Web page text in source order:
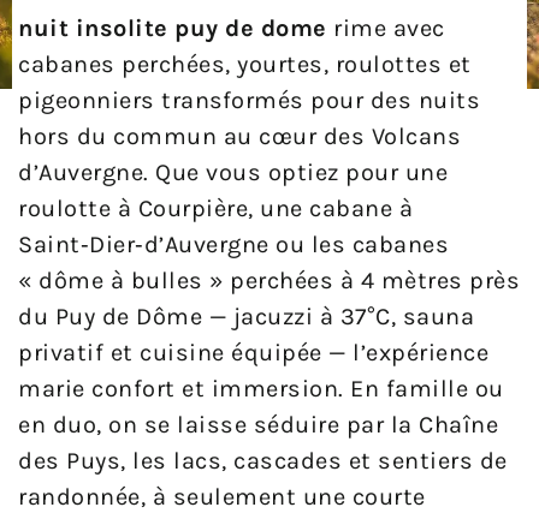
nuit insolite puy de dome rime avec
cabanes perchées, yourtes, roulottes et
pigeonniers transformés pour des nuits
hors du commun au cœur des Volcans
d’Auvergne. Que vous optiez pour une
roulotte à Courpière, une cabane à
Saint‑Dier‑d’Auvergne ou les cabanes
« dôme à bulles » perchées à 4 mètres près
du Puy de Dôme — jacuzzi à 37°C, sauna
privatif et cuisine équipée — l’expérience
marie confort et immersion. En famille ou
en duo, on se laisse séduire par la Chaîne
des Puys, les lacs, cascades et sentiers de
randonnée, à seulement une courte